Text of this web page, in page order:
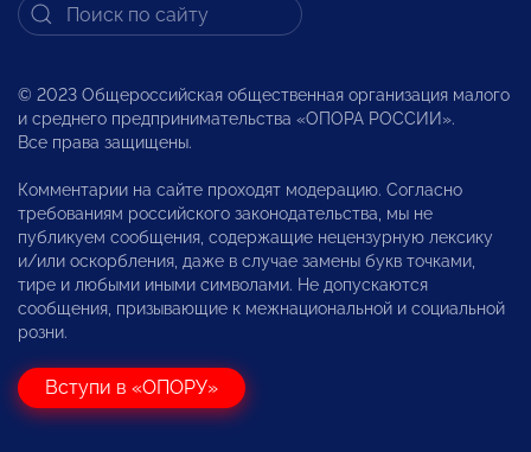
© 2023 Общероссийская общественная организация малого
и среднего предпринимательства «ОПОРА РОССИИ».
Все права защищены.
Комментарии на сайте проходят модерацию. Согласно
требованиям российского законодательства, мы не
публикуем сообщения, содержащие нецензурную лексику
и/или оскорбления, даже в случае замены букв точками,
тире и любыми иными символами. Не допускаются
сообщения, призывающие к межнациональной и социальной
розни.
Вступи в «ОПОРУ»